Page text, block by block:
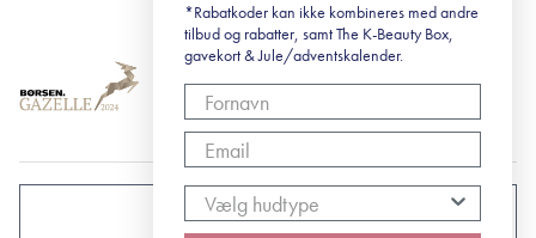
DANMARK
*Rabatkoder kan ikke kombineres med andre
tilbud og rabatter, samt The K-Beauty Box,
gavekort & Jule/adventskalender.